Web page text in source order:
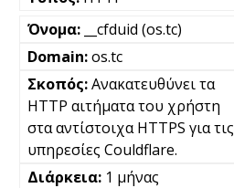
__cfduid (os.tc)
os.tc
Ανακατευθύνει τα
HTTP αιτήματα του χρήστη
στα αντίστοιχα HTTPS για τις
υπηρεσίες Couldflare.
1 μήνας